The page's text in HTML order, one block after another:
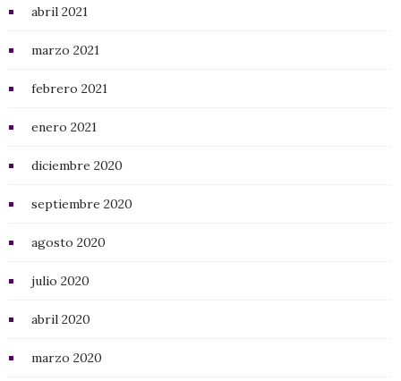
abril 2021
marzo 2021
febrero 2021
enero 2021
diciembre 2020
septiembre 2020
agosto 2020
julio 2020
abril 2020
marzo 2020